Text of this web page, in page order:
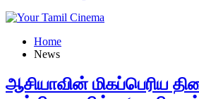
Home
News
ஆசியாவின் மிகப்பெரிய